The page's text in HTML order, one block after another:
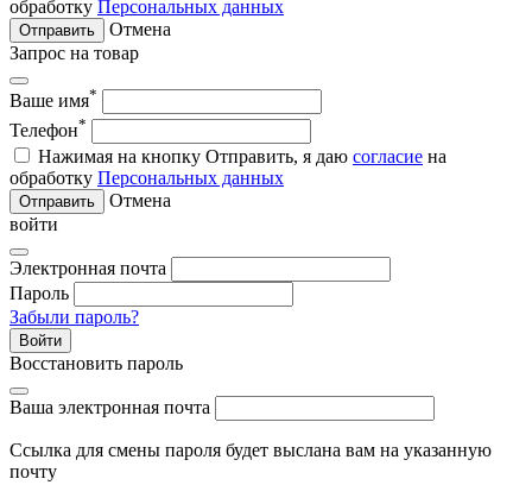
обработку Персональных данных
Отправить
Отмена
Запрос на товар
Ваше имя*
Телефон*
Нажимая на кнопку Отправить, я даю согласие на
обработку Персональных данных
Отправить
Отмена
войти
Электронная почта
Пароль
Забыли пароль?
Войти
Восстановить пароль
Ваша электронная почта
Ссылка для смены пароля будет выслана вам на указанную
почту